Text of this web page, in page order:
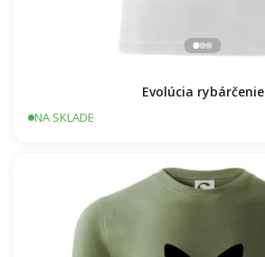
Evolúcia rybárčenie
NA SKLADE